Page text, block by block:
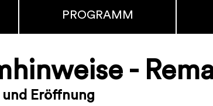
PROGRAMM
-
Eröffnung